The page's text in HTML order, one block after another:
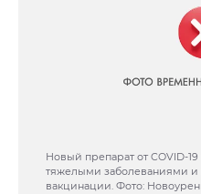
Новый препарат от COVID-
тяжелыми заболеваниями и
вакцинации. Фото: